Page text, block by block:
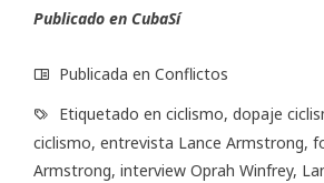
Publicado en CubaSí
Publicada en Conflictos
Etiquetado en ciclismo, dopaje
ciclismo, entrevista Lance Armstrong,
Armstrong, interview Oprah Winfrey,